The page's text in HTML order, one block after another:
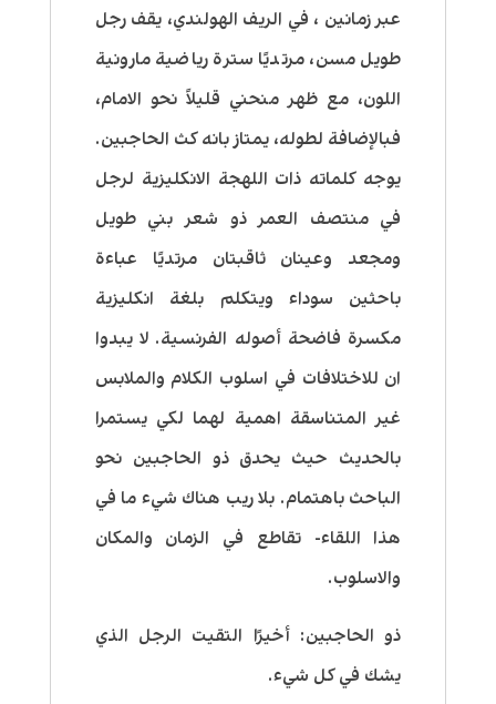
عبر زمانين ، في الريف الهولندي، يقف رجل
طويل مسن، مرتديًا سترة رياضية مارونية
اللون، مع ظهر منحني قليلاً نحو الامام،
فبالإضافة لطوله، يمتاز بانه كث الحاجبين.
يوجه كلماته ذات اللهجة الانكليزية لرجل
في منتصف العمر ذو شعر بني طويل
ومجعد وعينان ثاقبتان مرتديًا عباءة
باحثين سوداء ويتكلم بلغة انكليزية
مكسرة فاضحة أصوله الفرنسية. لا يبدوا
ان للاختلافات في اسلوب الكلام والملابس
غير المتناسقة اهمية لهما لكي يستمرا
بالحديث حيث يحدق ذو الحاجبين نحو
الباحث باهتمام. بلا ريب هناك شيء ما في
هذا اللقاء- تقاطع في الزمان والمكان
والاسلوب.
ذو الحاجبين: أخيرًا التقيت الرجل الذي
يشك في كل شيء.